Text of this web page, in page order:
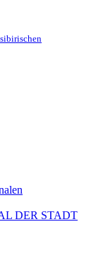
DER STADT